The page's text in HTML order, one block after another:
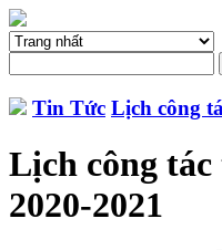
Tin Tức Lịch công
Lịch công
2020-2021